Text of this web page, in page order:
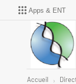
Apps & ENT
Accueil